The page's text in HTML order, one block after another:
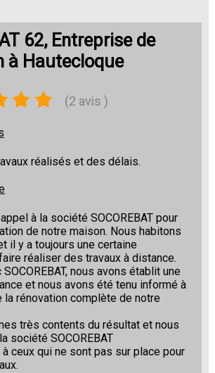
62, Entreprise de
à Hautecloque
(2 avis )
réalisés et des délais.
à la société SOCOREBAT pour
de notre maison. Nous habitons
il y a toujours une certaine
réaliser des travaux à distance.
nous avons établit une
et nous avons été tenu informé à
la rénovation complète de notre
très contents du résultat et nous
société SOCOREBAT
ceux qui ne sont pas sur place pour